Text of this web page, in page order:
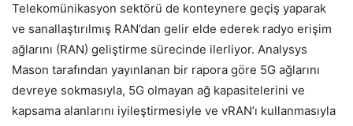
Telekomünikasyon sektörü de konteynere geçiş yaparak
ve sanallaştırılmış RAN’dan gelir elde ederek radyo erişim
ağlarını (RAN) geliştirme sürecinde ilerliyor. Analysys
Mason tarafından yayınlanan bir rapora göre 5G ağlarını
devreye sokmasıyla, 5G olmayan ağ kapasitelerini ve
kapsama alanlarını iyileştirmesiyle ve vRAN’ı kullanmasıyla